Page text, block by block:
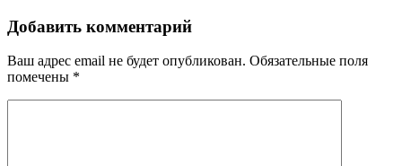
Добавить комментарий
Ваш адрес email не будет опубликован. Обязательные поля
помечены *